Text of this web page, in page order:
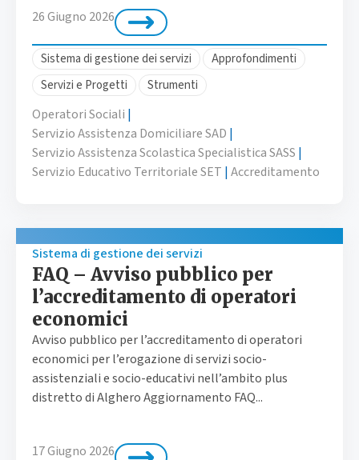
26 Giugno 2026
Sistema di gestione dei servizi
Approfondimenti
Servizi e Progetti
Strumenti
Operatori Sociali |
Servizio Assistenza Domiciliare SAD |
Servizio Assistenza Scolastica Specialistica SASS |
Servizio Educativo Territoriale SET |Accreditamento
Sistema di gestione dei servizi
FAQ – Avviso pubblico per
l’accreditamento di operatori
economici
Avviso pubblico per l’accreditamento di operatori
economici per l’erogazione di servizi socio-
assistenziali e socio-educativi nell’ambito plus
distretto di Alghero Aggiornamento FAQ...
17 Giugno 2026